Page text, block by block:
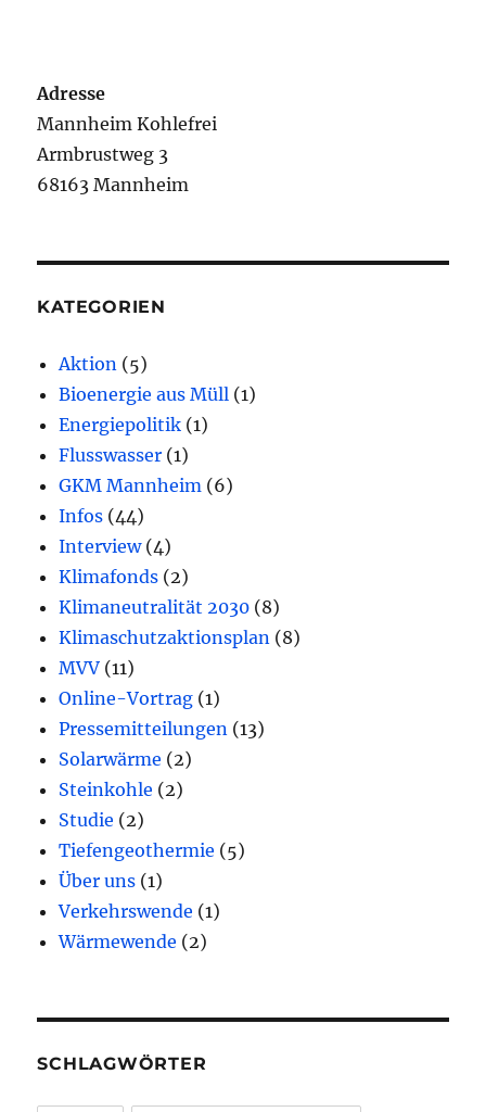
Adresse
Mannheim Kohlefrei
Armbrustweg 3
68163 Mannheim
KATEGORIEN
Aktion (5)
Bioenergie aus Müll (1)
Energiepolitik (1)
Flusswasser (1)
GKM Mannheim (6)
Infos (44)
Interview(4)
Klimafonds (2)
Klimaneutralität 2030 (8)
Klimaschutzaktionsplan (8)
MVV (11)
Online-Vortrag (1)
Pressemitteilungen (13)
Solarwärme (2)
Steinkohle (2)
Studie (2)
Tiefengeothermie (5)
Über uns (1)
Verkehrswende (1)
Wärmewende (2)
SCHLAGWÖRTER